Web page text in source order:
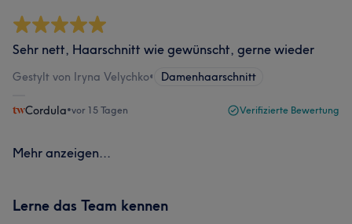
Sehr nett, Haarschnitt wie gewünscht, gerne wieder
Gestylt von Iryna Velychko• Damenhaarschnitt
Cordula•vor 15 Tagen Verifizierte Bewertung
Mehr anzeigen...
Lerne das Team kennen